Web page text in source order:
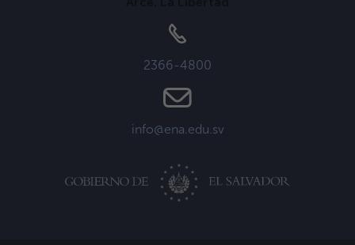
2366-4800
info@ena.edu.sv